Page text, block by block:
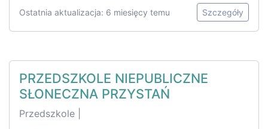
Ostatnia aktualizacja: 6 miesięcy temu Szczegóły
PRZEDSZKOLE NIEPUBLICZNE
SŁONECZNA PRZYSTAŃ
Przedszkole |